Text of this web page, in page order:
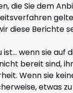
die Sie dem
diese Berichte
ist… wenn sie
bereit sind,
Wenn sie
etwas